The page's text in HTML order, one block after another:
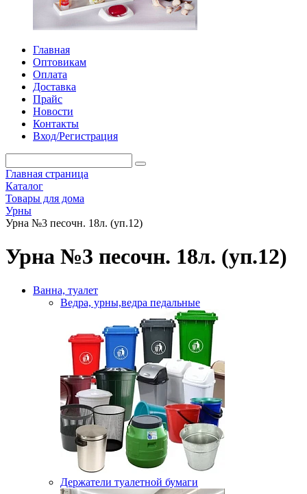
Главная
Оптовикам
Оплата
Доставка
Прайс
Новости
Контакты
Вход/Регистрация
Главная страница
Каталог
Товары для дома
Урны
Урна №3 песочн. 18л. (уп.12)
Урна №3 песочн. 18л. (уп.12)
Ванна, туалет
Ведра, урны,ведра педальные
Держатели туалетной бумаги